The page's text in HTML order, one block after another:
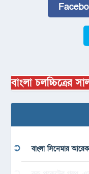
বাংলা চলচ্চিত্রের
বাংলা সিনেমার